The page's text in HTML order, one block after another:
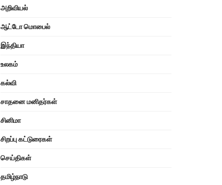
அறிவியல்
ஆட்டோ மொபைல்
இந்தியா
உலகம்
கல்வி
சாதனை மனிதர்கள்
சினிமா
சிறப்பு கட்டுரைகள்
செய்திகள்
தமிழ்நாடு